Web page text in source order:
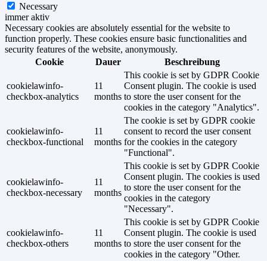
Necessary
immer aktiv
Necessary cookies are absolutely essential for the website to
function properly. These cookies ensure basic functionalities and
security features of the website, anonymously.
Cookie
Dauer Beschreibung
cookielawinfo-
checkbox-analytics
11
months
This cookie is set by GDPR Cookie
Consent plugin. The cookie is used
to store the user consent for the
cookies in the category "Analytics".
cookielawinfo-
checkbox-functional
11
months
The cookie is set by GDPR cookie
consent to record the user consent
for the cookies in the category
"Functional".
cookielawinfo-
checkbox-necessary
11
months
This cookie is set by GDPR Cookie
Consent plugin. The cookies is used
to store the user consent for the
cookies in the category
"Necessary".
cookielawinfo-
checkbox-others
11
months
This cookie is set by GDPR Cookie
Consent plugin. The cookie is used
to store the user consent for the
cookies in the category "Other.